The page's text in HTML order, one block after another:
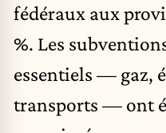
fédéraux aux
%. Les
essentiels — gaz,
transports — ont